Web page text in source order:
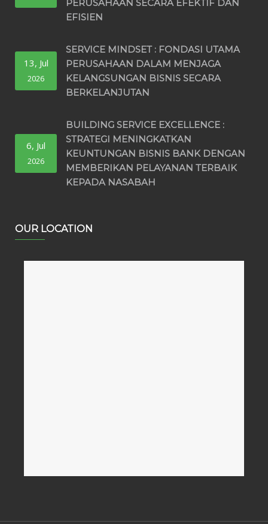
PERUSAHAAN SECARA EFEKTIF DAN
EFISIEN
13, Jul
2026
SERVICE MINDSET : FONDASI UTAMA
PERUSAHAAN DALAM MENJAGA
KELANGSUNGAN BISNIS SECARA
BERKELANJUTAN
6, Jul
2026
BUILDING SERVICE EXCELLENCE :
STRATEGI MENINGKATKAN
KEUNTUNGAN BISNIS BANK DENGAN
MEMBERIKAN PELAYANAN TERBAIK
KEPADA NASABAH
OUR LOCATION